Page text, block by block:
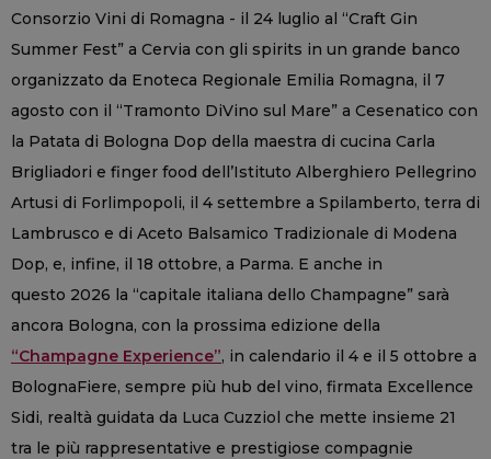
Consorzio Vini di Romagna - il 24 luglio al “Craft Gin
Summer Fest” a Cervia con gli spirits in un grande banco
organizzato da Enoteca Regionale Emilia Romagna, il 7
agosto con il “Tramonto DiVino sul Mare” a Cesenatico con
la Patata di Bologna Dop della maestra di cucina Carla
Brigliadori e finger food dell’Istituto Alberghiero Pellegrino
Artusi di Forlimpopoli, il 4 settembre a Spilamberto, terra di
Lambrusco e di Aceto Balsamico Tradizionale di Modena
Dop, e, infine, il 18 ottobre, a Parma. E anche in
questo 2026 la “capitale italiana dello Champagne” sarà
ancora Bologna, con la prossima edizione della
“Champagne Experience”, in calendario il 4 e il 5 ottobre a
BolognaFiere, sempre più hub del vino, firmata Excellence
Sidi, realtà guidata da Luca Cuzziol che mette insieme 21
tra le più rappresentative e prestigiose compagnie